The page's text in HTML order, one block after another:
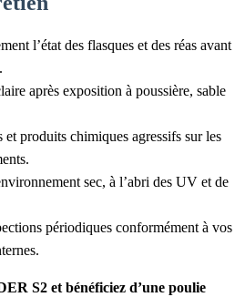
l’état des flasques et des réas avant
après exposition à poussière, sable
et produits chimiques agressifs sur les
sec, à l’abri des UV et de
périodiques conformément à vos
S2 et bénéficiez d’une poulie